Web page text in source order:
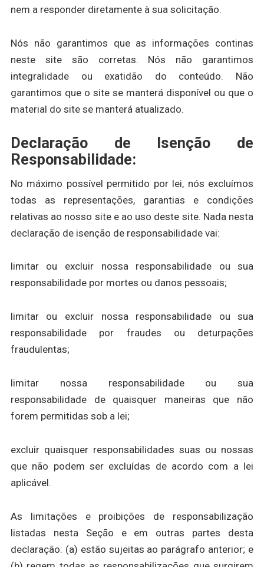
nem a responder diretamente à sua solicitação.
Nós não garantimos que as informações continas
neste site são corretas. Nós não garantimos
integralidade ou exatidão do conteúdo. Não
garantimos que o site se manterá disponível ou que o
material do site se manterá atualizado.
Declaração de Isenção de
Responsabilidade:
No máximo possível permitido por lei, nós excluímos
todas as representações, garantias e condições
relativas ao nosso site e ao uso deste site. Nada nesta
declaração de isenção de responsabilidade vai:
limitar ou excluir nossa responsabilidade ou sua
responsabilidade por mortes ou danos pessoais;
limitar ou excluir nossa responsabilidade ou sua
responsabilidade por fraudes ou deturpações
fraudulentas;
limitar nossa responsabilidade ou sua
responsabilidade de quaisquer maneiras que não
forem permitidas sob a lei;
excluir quaisquer responsabilidades suas ou nossas
que não podem ser excluídas de acordo com a lei
aplicável.
As limitações e proibições de responsabilização
listadas nesta Seção e em outras partes desta
declaração: (a) estão sujeitas ao parágrafo anterior; e